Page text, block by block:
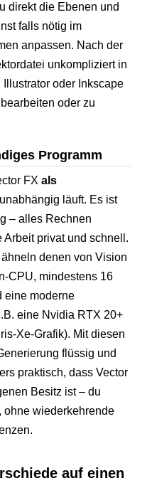
direkt die Ebenen und
falls nötig im
anpassen. Nach der
unkompliziert in
oder Inkscape
oder zu
Programm
FXals
unabhängig läuft. Es ist
– alles Rechnen
privat und schnell.
denen von Vision
CPU, mindestens 16
eine moderne
eine Nvidia RTX 20+
Xe-Grafik). Mit diesen
flüssig und
praktisch, dass Vector
Besitz ist – du
ohne wiederkehrende
auf einen